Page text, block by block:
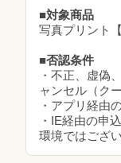
■対象商品
写真プリント
■否認条件
・不正、虚偽
ャンセル（ク
・アプリ経由
・IE経由の申
環境ではござ